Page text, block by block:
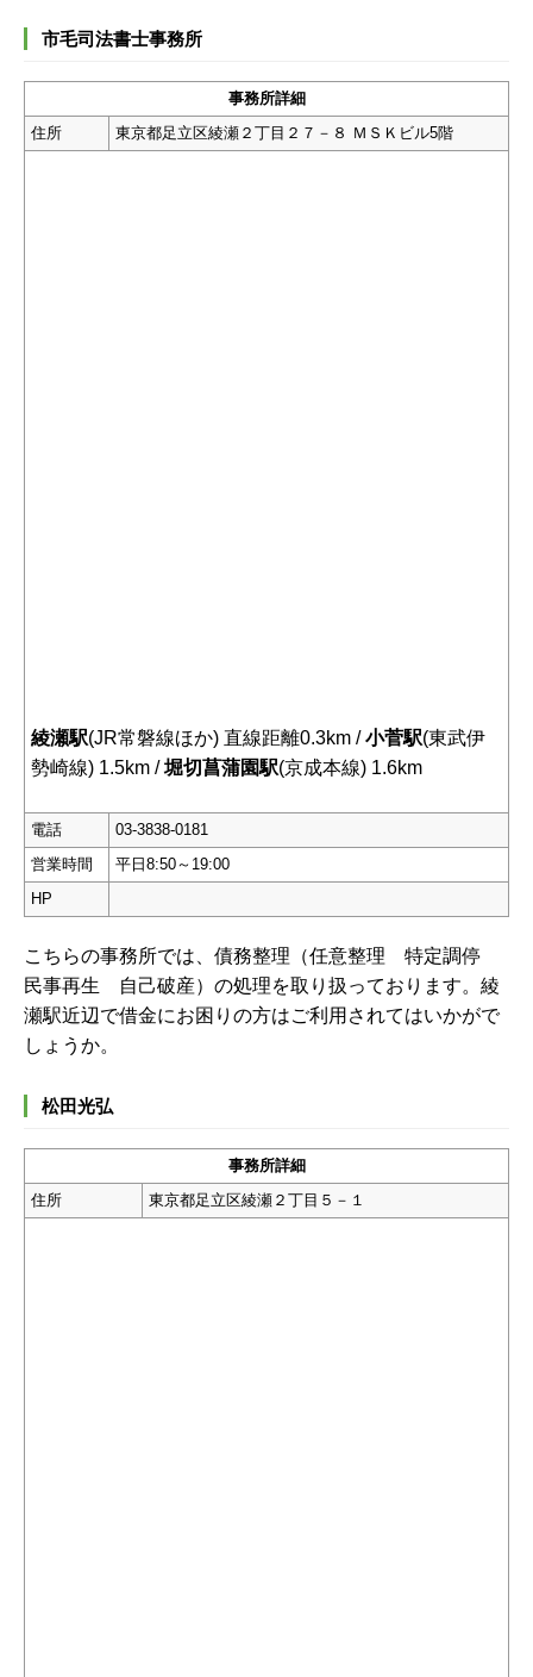
市毛司法書士事務所
事務所詳細
住所
東京都足立区綾瀬２丁目２７－８ ＭＳＫビル5階
綾瀬駅(JR常磐線ほか) 直線距離0.3km /小菅駅(東武伊
勢崎線) 1.5km /堀切菖蒲園駅(京成本線) 1.6km
電話
03-3838-0181
営業時間
平日8:50～19:00
HP
こちらの事務所では、債務整理（任意整理 特定調停
民事再生 自己破産）の処理を取り扱っております。綾
瀬駅近辺で借金にお困りの方はご利用されてはいかがで
しょうか。
松田光弘
事務所詳細
住所
東京都足立区綾瀬２丁目５－１